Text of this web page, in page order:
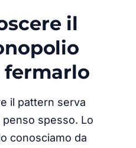
il
fermarlo
il pattern serva
penso spesso. Lo
conosciamo da